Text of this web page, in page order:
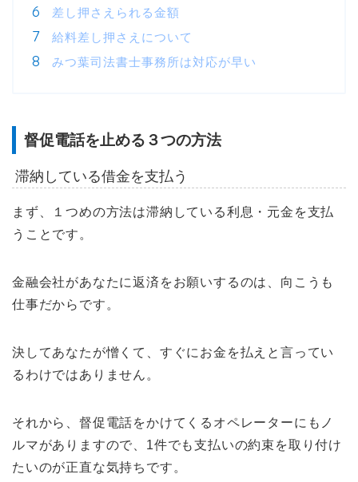
差し押さえられる金額
給料差し押さえについて
みつ葉司法書士事務所は対応が早い
督促電話を止める３つの方法
滞納している借金を支払う
まず、１つめの方法は滞納している利息・元金を支払
うことです。
金融会社があなたに返済をお願いするのは、向こうも
仕事だからです。
決してあなたが憎くて、すぐにお金を払えと言ってい
るわけではありません。
それから、督促電話をかけてくるオペレーターにもノ
ルマがありますので、1件でも支払いの約束を取り付け
たいのが正直な気持ちです。